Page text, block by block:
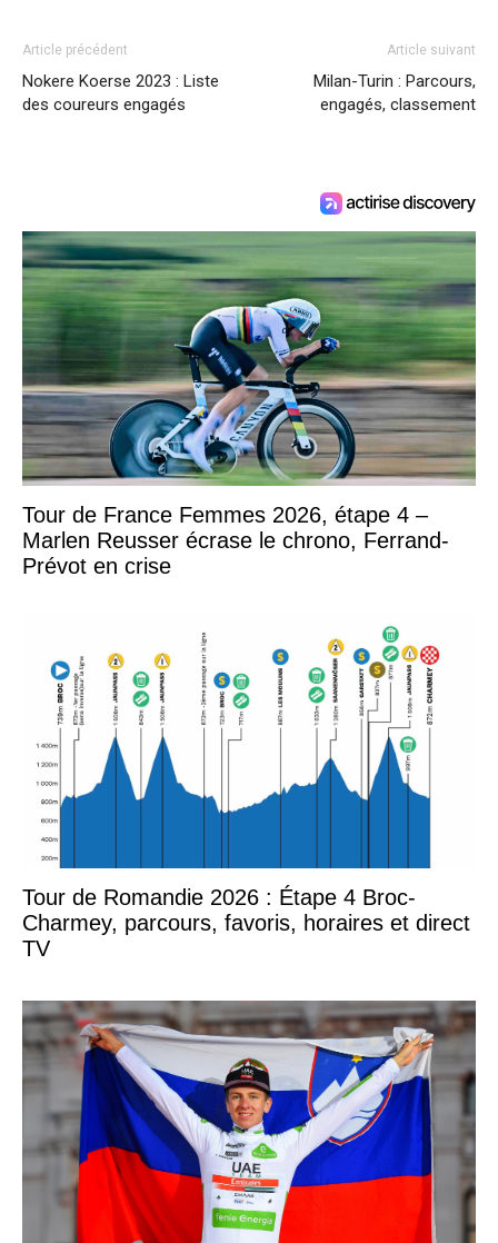
Article précédent
Nokere Koerse 2023 : Liste
des coureurs engagés
Article suivant
Milan-Turin : Parcours,
engagés, classement
Tour de France Femmes 2026, étape 4 –
Marlen Reusser écrase le chrono, Ferrand-
Prévot en crise
Tour de Romandie 2026 : Étape 4 Broc-
Charmey, parcours, favoris, horaires et direct
TV